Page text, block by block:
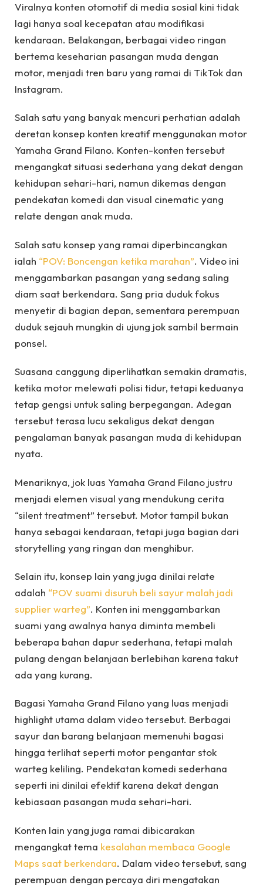
Viralnya konten otomotif di media sosial kini tidak
lagi hanya soal kecepatan atau modifikasi
kendaraan. Belakangan, berbagai video ringan
bertema keseharian pasangan muda dengan
motor, menjadi tren baru yang ramai di TikTok dan
Instagram.
Salah satu yang banyak mencuri perhatian adalah
deretan konsep konten kreatif menggunakan motor
Yamaha Grand Filano. Konten-konten tersebut
mengangkat situasi sederhana yang dekat dengan
kehidupan sehari-hari, namun dikemas dengan
pendekatan komedi dan visual cinematic yang
relate dengan anak muda.
Salah satu konsep yang ramai diperbincangkan
ialah “POV: Boncengan ketika marahan”. Video ini
menggambarkan pasangan yang sedang saling
diam saat berkendara. Sang pria duduk fokus
menyetir di bagian depan, sementara perempuan
duduk sejauh mungkin di ujung jok sambil bermain
ponsel.
Suasana canggung diperlihatkan semakin dramatis,
ketika motor melewati polisi tidur, tetapi keduanya
tetap gengsi untuk saling berpegangan. Adegan
tersebut terasa lucu sekaligus dekat dengan
pengalaman banyak pasangan muda di kehidupan
nyata.
Menariknya, jok luas Yamaha Grand Filano justru
menjadi elemen visual yang mendukung cerita
“silent treatment” tersebut. Motor tampil bukan
hanya sebagai kendaraan, tetapi juga bagian dari
storytelling yang ringan dan menghibur.
Selain itu, konsep lain yang juga dinilai relate
adalah “POV suami disuruh beli sayur malah jadi
supplier warteg”. Konten ini menggambarkan
suami yang awalnya hanya diminta membeli
beberapa bahan dapur sederhana, tetapi malah
pulang dengan belanjaan berlebihan karena takut
ada yang kurang.
Bagasi Yamaha Grand Filano yang luas menjadi
highlight utama dalam video tersebut. Berbagai
sayur dan barang belanjaan memenuhi bagasi
hingga terlihat seperti motor pengantar stok
warteg keliling. Pendekatan komedi sederhana
seperti ini dinilai efektif karena dekat dengan
kebiasaan pasangan muda sehari-hari.
Konten lain yang juga ramai dibicarakan
mengangkat tema kesalahan membaca Google
Maps saat berkendara. Dalam video tersebut, sang
perempuan dengan percaya diri mengatakan